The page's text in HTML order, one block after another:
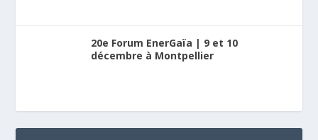
20e Forum EnerGaïa | 9 et 10
décembre à Montpellier